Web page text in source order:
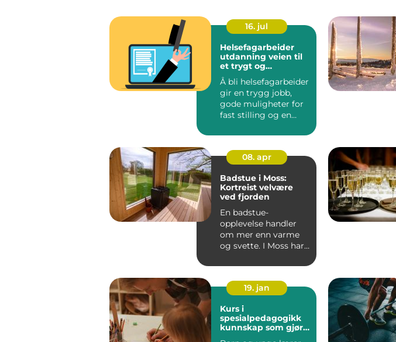
16. jul
Helsefagarbeider
utdanning veien til
et trygt og
meningsfullt yrke
Å bli helsefagarbeider
gir en trygg jobb,
gode muligheter for
fast stilling og en
08. apr
Badstue i Moss:
Kortreist velvære
ved fjorden
En badstue-
opplevelse handler
om mer enn varme
og svette. I Moss har
pustero...
19. jan
Kurs i
spesialpedagogikk
kunnskap som gjør